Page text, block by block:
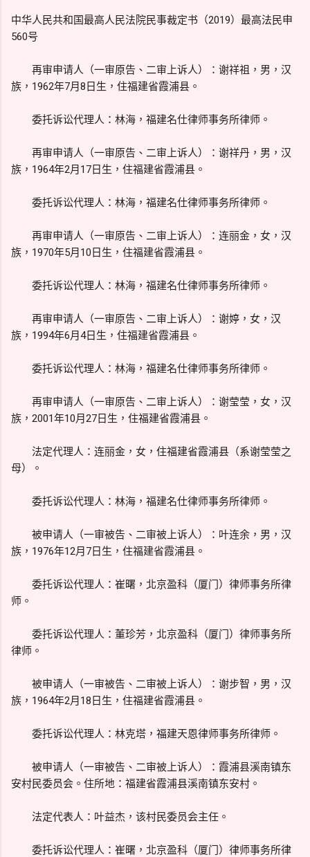
中华人民共和国最高人民法院民事裁定书（2019）最高法民申
560号
再审申请人（一审原告、二审上诉人）：谢祥祖，男，汉
族，1962年7月8日生，住福建省霞浦县。
委托诉讼代理人：林海，福建名仕律师事务所律师。
再审申请人（一审原告、二审上诉人）：谢祥丹，男，汉
族，1964年2月17日生，住福建省霞浦县。
委托诉讼代理人：林海，福建名仕律师事务所律师。
再审申请人（一审原告、二审上诉人）：连丽金，女，汉
族，1970年5月10日生，住福建省霞浦县。
委托诉讼代理人：林海，福建名仕律师事务所律师。
再审申请人（一审原告、二审上诉人）：谢婷，女，汉
族，1994年6月4日生，住福建省霞浦县。
委托诉讼代理人：林海，福建名仕律师事务所律师。
再审申请人（一审原告、二审上诉人）：谢莹莹，女，汉
族，2001年10月27日生，住福建省霞浦县。
法定代理人：连丽金，女，住福建省霞浦县（系谢莹莹之
母）。
委托诉讼代理人：林海，福建名仕律师事务所律师。
被申请人（一审被告、二审被上诉人）：叶连余，男，汉
族，1976年12月7日生，住福建省霞浦县。
委托诉讼代理人：崔曙，北京盈科（厦门）律师事务所律
师。
委托诉讼代理人：董珍芳，北京盈科（厦门）律师事务所
律师。
被申请人（一审被告、二审被上诉人）：谢步智，男，汉
族，1964年2月18日生，住福建省霞浦县。
委托诉讼代理人：林克塔，福建天恩律师事务所律师。
被申请人（一审被告、二审被上诉人）：霞浦县溪南镇东
安村民委员会。住所地：福建省霞浦县溪南镇东安村。
法定代表人：叶益杰，该村民委员会主任。
委托诉讼代理人：崔曙，北京盈科（厦门）律师事务所律